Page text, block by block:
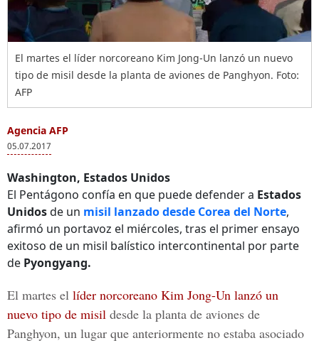
El martes el líder norcoreano Kim Jong-Un lanzó un nuevo
tipo de misil desde la planta de aviones de Panghyon. Foto:
AFP
Agencia AFP
05.07.2017
Washington, Estados Unidos
El Pentágono confía en que puede defender a Estados
Unidosde un misil lanzado desde Corea del Norte,
afirmó un portavoz el miércoles, tras el primer ensayo
exitoso de un misil balístico intercontinental por parte
de Pyongyang.
El martes el líder norcoreano Kim Jong-Un lanzó un
nuevo tipo de misil desde la planta de aviones de
Panghyon, un lugar que anteriormente no estaba asociado